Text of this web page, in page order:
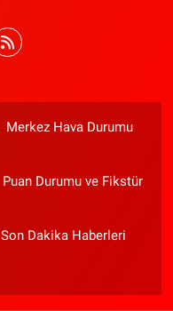
Merkez Hava Durumu
Puan Durumu ve Fikstür
Son Dakika Haberleri